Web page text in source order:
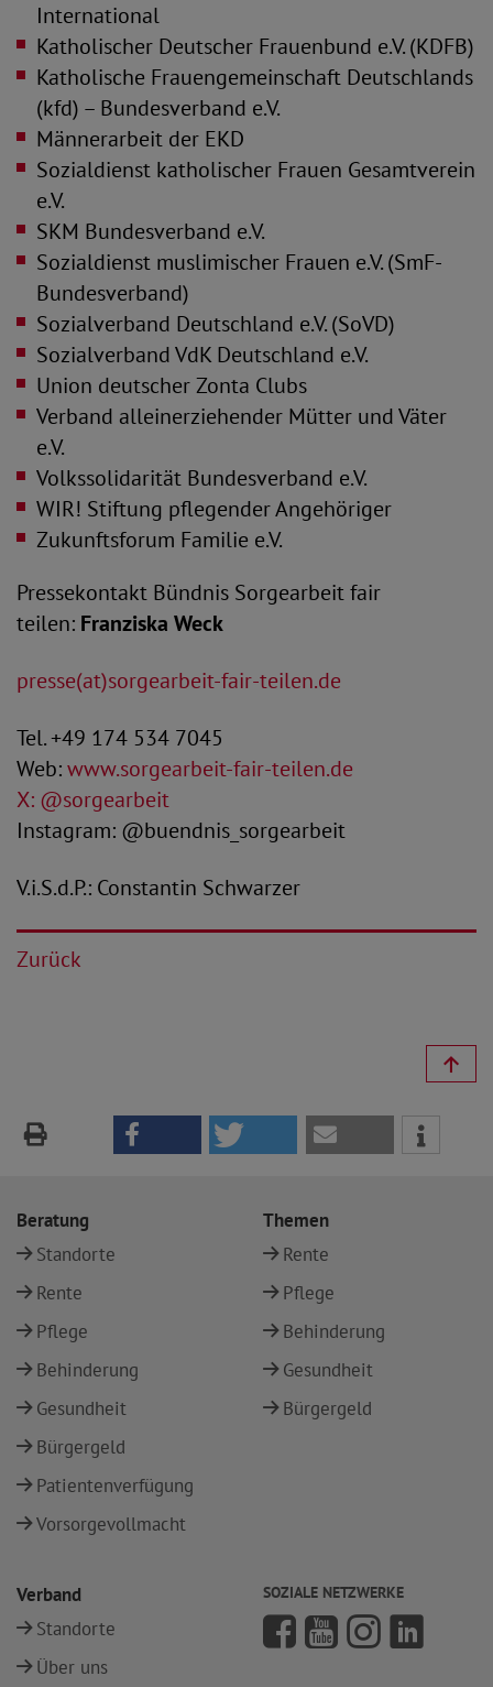
International
Katholischer Deutscher Frauenbund e.V. (KDFB)
Katholische Frauengemeinschaft Deutschlands
(kfd) – Bundesverband e.V.
Männerarbeit der EKD
Sozialdienst katholischer Frauen Gesamtverein
e.V.
SKM Bundesverband e.V.
Sozialdienst muslimischer Frauen e.V. (SmF-
Bundesverband)
Sozialverband Deutschland e.V. (SoVD)
Sozialverband VdK Deutschland e.V.
Union deutscher Zonta Clubs
Verband alleinerziehender Mütter und Väter
e.V.
Volkssolidarität Bundesverband e.V.
WIR! Stiftung pflegender Angehöriger
Zukunftsforum Familie e.V.
Pressekontakt Bündnis Sorgearbeit fair
teilen: Franziska Weck
presse(at)sorgearbeit-fair-teilen.de
Tel. +49 174 534 7045
Web:www.sorgearbeit-fair-teilen.de
X: @sorgearbeit
Instagram: @buendnis_sorgearbeit
V.i.S.d.P.: Constantin Schwarzer
Zurück
Beratung
Standorte
Rente
Pflege
Behinderung
Gesundheit
Bürgergeld
Patientenverfügung
Vorsorgevollmacht
Themen
Rente
Pflege
Behinderung
Gesundheit
Bürgergeld
Verband
Standorte
Über uns
SOZIALE NETZWERKE